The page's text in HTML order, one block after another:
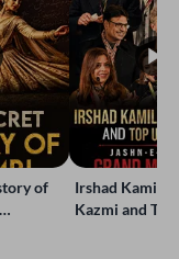
of
Irshad Kamil,
Kazmi and